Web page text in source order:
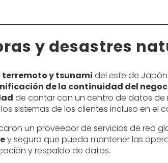
y desastres
terremoto y tsunami del este de Japón
de la continuidad del
de contar con un centro de datos
sistemas de los clientes incluso en el
un proveedor de servicios de red
y segura que pueda mantener las
y respaldo de datos.